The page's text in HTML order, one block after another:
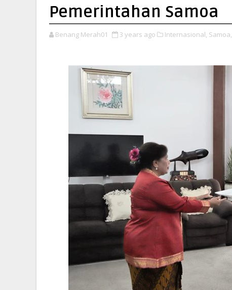
Pemerintahan Samoa
Benang Merah01 3 years ago Internasional, Samoa,